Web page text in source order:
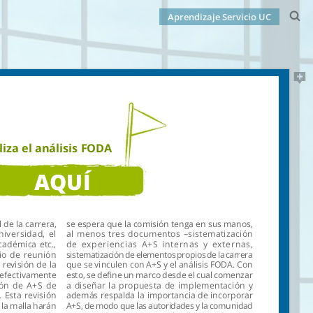
Aprendizaje Servicio UC